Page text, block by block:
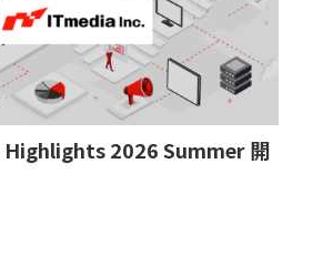
Highlights 2026 Summer 開